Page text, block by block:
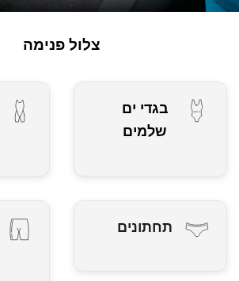
צלול פנימה
בגדי ים
שלמים
תחתונים